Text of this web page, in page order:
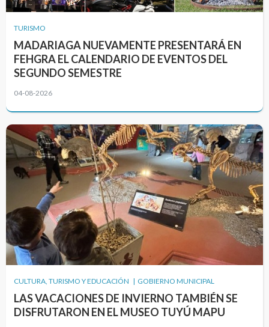
TURISMO
MADARIAGA NUEVAMENTE PRESENTARÁ EN
FEHGRA EL CALENDARIO DE EVENTOS DEL
SEGUNDO SEMESTRE
04-08-2026
CULTURA, TURISMO Y EDUCACIÓN | GOBIERNO MUNICIPAL
LAS VACACIONES DE INVIERNO TAMBIÉN SE
DISFRUTARON EN EL MUSEO TUYÚ MAPU